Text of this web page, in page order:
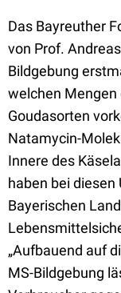
Das Bayreuther
von Prof.
Bildgebung
welchen Mengen
Goudasorten
Natamycin-
Innere des
haben bei
Bayerischen
„Aufbauend auf
MS-Bildgebung